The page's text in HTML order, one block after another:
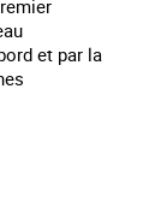
et par la